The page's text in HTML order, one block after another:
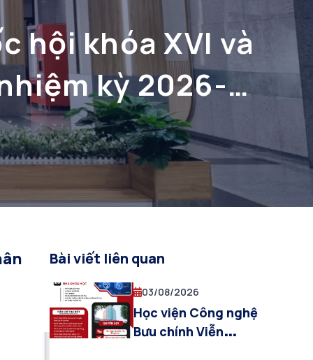
hội khóa XVI và
kỳ 2026-
Bài viết liên quan
03/08/2026
Học viện Công nghệ
Bưu chính Viễn